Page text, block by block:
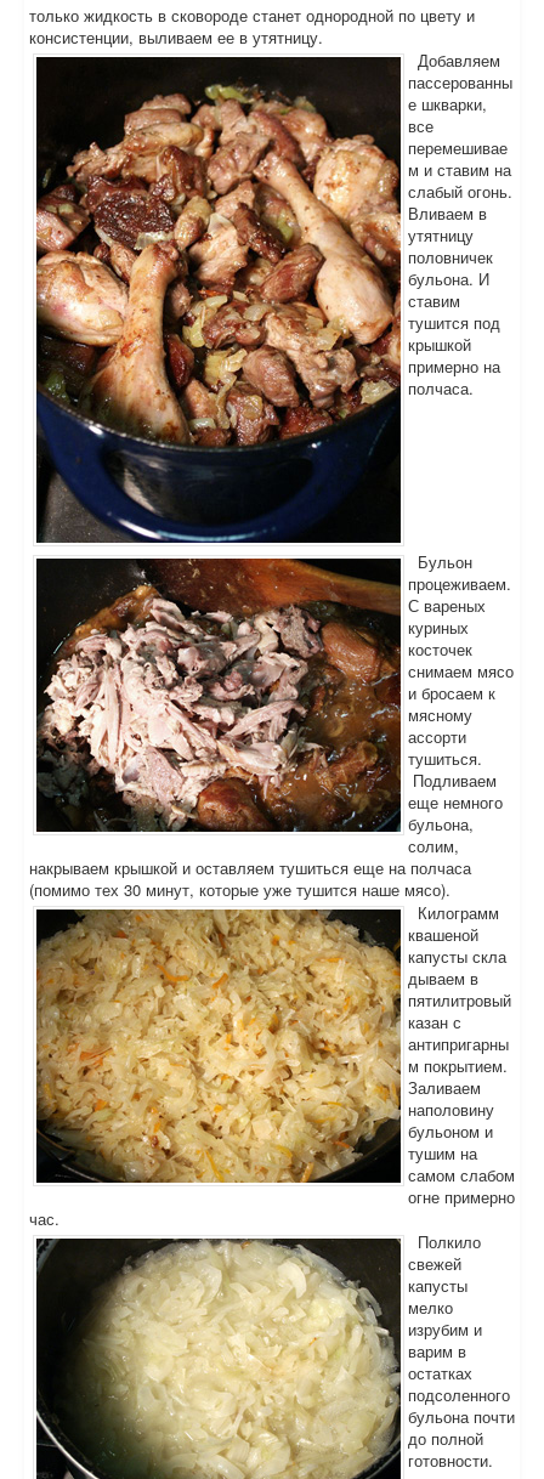
только жидкость в сковороде станет однородной по цвету и
консистенции, выливаем ее в утятницу.
Добавляем
пассерованны
е шкварки,
все
перемешивае
м и ставим на
слабый огонь.
Вливаем в
утятницу
половничек
бульона. И
ставим
тушится под
крышкой
примерно на
полчаса.
Бульон
процеживаем.
С вареных
куриных
косточек
снимаем мясо
и бросаем к
мясному
ассорти
тушиться.
Подливаем
еще немного
бульона,
солим,
накрываем крышкой и оставляем тушиться еще на полчаса
(помимо тех 30 минут, которые уже тушится наше мясо).
Килограмм
квашеной
капусты скла
дываем в
пятилитровый
казан с
антипригарны
м покрытием.
Заливаем
наполовину
бульоном и
тушим на
самом слабом
огне примерно
час.
Полкило
свежей
капусты
мелко
изрубим и
варим в
остатках
подсоленного
бульона почти
до полной
готовности.